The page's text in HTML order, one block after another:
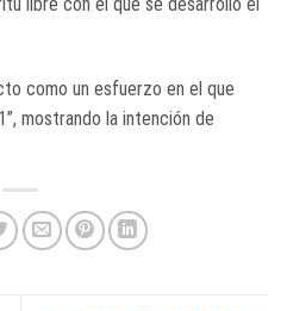
libre con el que se desarrolló el
como un esfuerzo en el que
mostrando la intención de